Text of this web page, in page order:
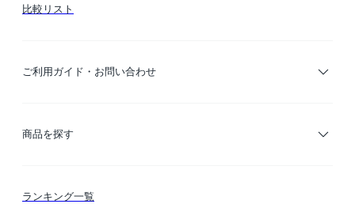
比較リスト
ご利用ガイド・お問い合わせ
ご利用ガイド
商品を探す
カテゴリー検索
ランキング一覧